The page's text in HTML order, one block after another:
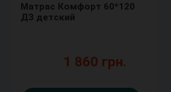
Матрас Комфорт 60*120
ДЗ детский
1 860 грн.